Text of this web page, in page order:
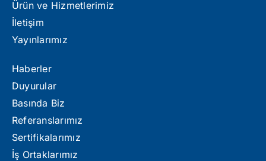
Ürün ve Hizmetlerimiz
İletişim
Yayınlarımız
Haberler
Duyurular
Basında Biz
Referanslarımız
Sertifikalarımız
İş Ortaklarımız